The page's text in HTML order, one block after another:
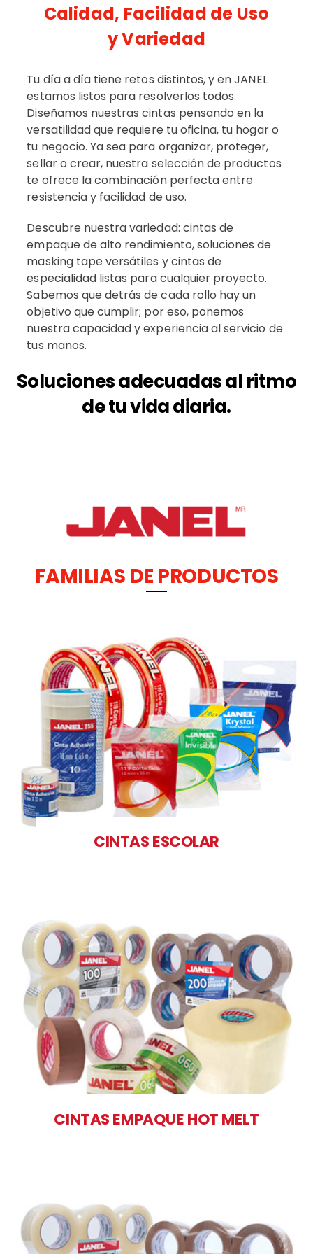
Calidad, Facilidad de Uso
y Variedad
Tu día a día tiene retos distintos, y en JANEL
estamos listos para resolverlos todos.
Diseñamos nuestras cintas pensando en la
versatilidad que requiere tu oficina, tu hogar o
tu negocio. Ya sea para organizar, proteger,
sellar o crear, nuestra selección de productos
te ofrece la combinación perfecta entre
resistencia y facilidad de uso.
Descubre nuestra variedad: cintas de
empaque de alto rendimiento, soluciones de
masking tape versátiles y cintas de
especialidad listas para cualquier proyecto.
Sabemos que detrás de cada rollo hay un
objetivo que cumplir; por eso, ponemos
nuestra capacidad y experiencia al servicio de
tus manos.
Soluciones adecuadas al ritmo
de tu vida diaria.
FAMILIAS DE PRODUCTOS
CINTAS ESCOLAR
CINTAS EMPAQUE HOT MELT